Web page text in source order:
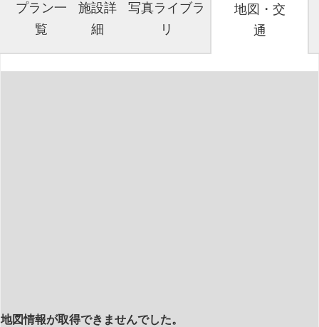
プラン一
覧
施設詳
細
写真ライブラ
リ
地図・交
通
地図情報が取得できませんでした。